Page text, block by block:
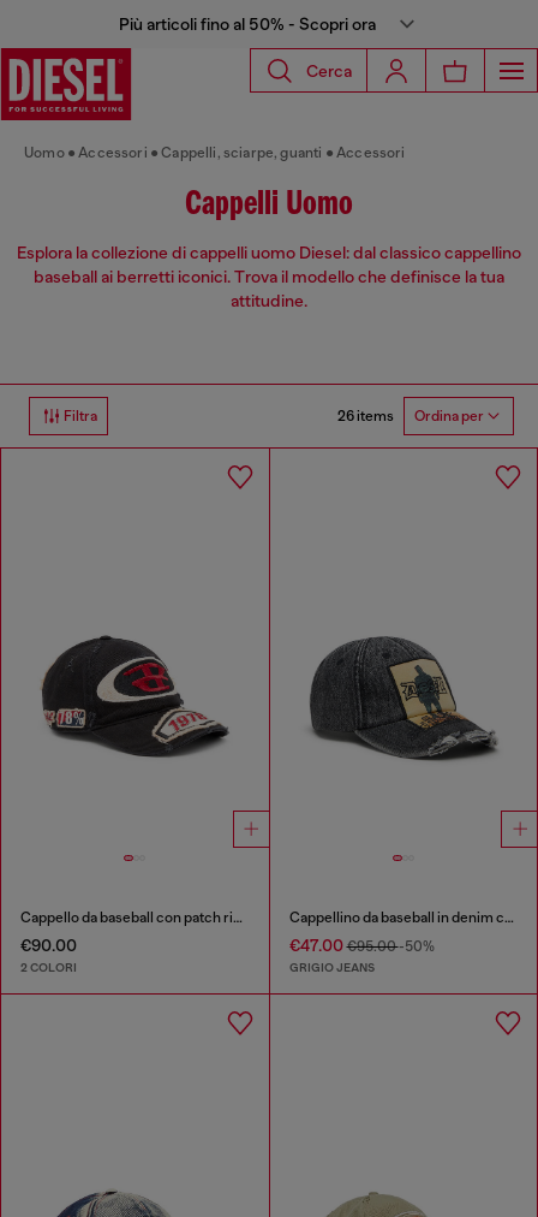
Più articoli fino al 50% - Scopri ora
Cerca
Uomo Accessori Cappelli, sciarpe, guanti Accessori
Cappelli Uomo
Esplora la collezione di cappelli uomo Diesel: dal classico cappellino
baseball ai berretti iconici. Trova il modello che definisce la tua
attitudine.
Filtra 26 items Ordina per
Cappello da baseball con patch ricamate
€90.00
2 COLORI
Cappellino da baseball in denim con patch e dettagli sfrangiati
€47.00€95.00-50%
GRIGIO JEANS